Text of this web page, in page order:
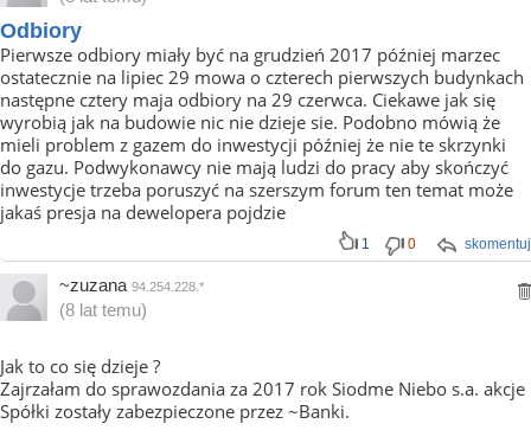
Odbiory
Pierwsze odbiory miały być na grudzień 2017 później marzec
ostatecznie na lipiec 29 mowa o czterech pierwszych budynkach
następne cztery maja odbiory na 29 czerwca. Ciekawe jak się
wyrobią jak na budowie nic nie dzieje sie. Podobno mówią że
mieli problem z gazem do inwestycji później że nie te skrzynki
do gazu. Podwykonawcy nie mają ludzi do pracy aby skończyć
inwestycje trzeba poruszyć na szerszym forum ten temat może
jakaś presja na dewelopera pojdzie
skomentuj
1 0
~zuzana 94.254.228.*
(8 lat temu)
Jak to co się dzieje ?
Zajrzałam do sprawozdania za 2017 rok Siodme Niebo s.a. akcje
Spółki zostały zabezpieczone przez ~Banki.